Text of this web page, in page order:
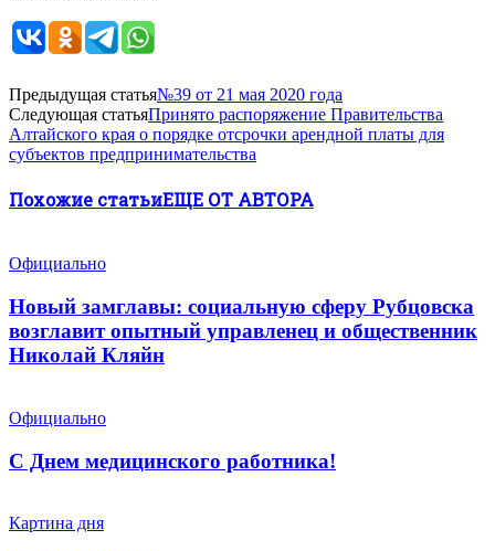
Предыдущая статья№39 от 21 мая 2020 года
Следующая статьяПринято распоряжение Правительства
Алтайского края о порядке отсрочки арендной платы для
субъектов предпринимательства
Похожие статьиЕЩЕ ОТ АВТОРА
Официально
Новый замглавы: социальную сферу Рубцовска
возглавит опытный управленец и общественник
Николай Кляйн
Официально
С Днем медицинского работника!
Картина дня